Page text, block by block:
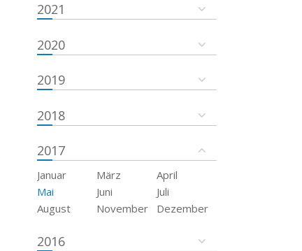
2021
2020
2019
2018
2017
Januar März
April
Mai
Juni
Juli
August
November Dezember
2016